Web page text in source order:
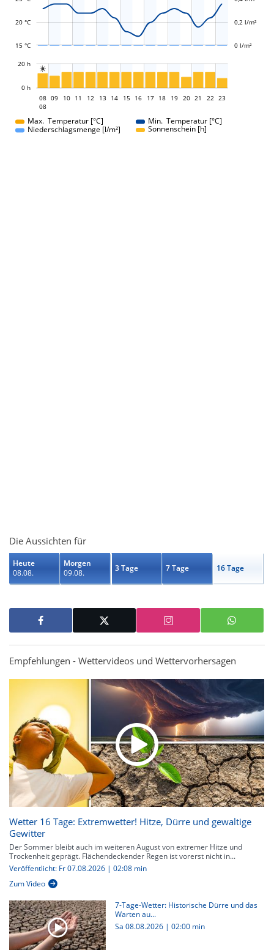
15 °C
20 °C
0 l/m²
0,2 l/m²

0 h
20 h
08
08
08
09 10 11 12 13 14 15 16 17 18 19 20 21 22 23
Max. Temperatur [°C]
Min. Temperatur [°C]
Niederschlagsmenge [l/m²]
Sonnenschein [h]
Die Aussichten für
Heute
08.08.
Morgen
09.08.
3 Tage 7 Tage 16 Tage
Empfehlungen - Wettervideos und Wettervorhersagen
Wetter 16 Tage: Extremwetter! Hitze, Dürre und gewaltige
Gewitter
Der Sommer bleibt auch im weiteren August von extremer Hitze und
Trockenheit geprägt. Flächendeckender Regen ist vorerst nicht in...
Veröffentlicht: Fr 07.08.2026 | 02:08 min
Zum Video
7-Tage-Wetter: Historische Dürre und das
Warten au...
Sa 08.08.2026 | 02:00 min